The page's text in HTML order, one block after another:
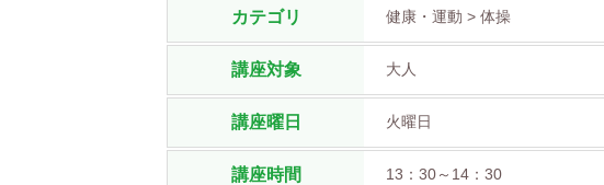
カテゴリ 健康・運動 > 体操
講座対象 大人
講座曜日 火曜日
講座時間 13：30～14：30